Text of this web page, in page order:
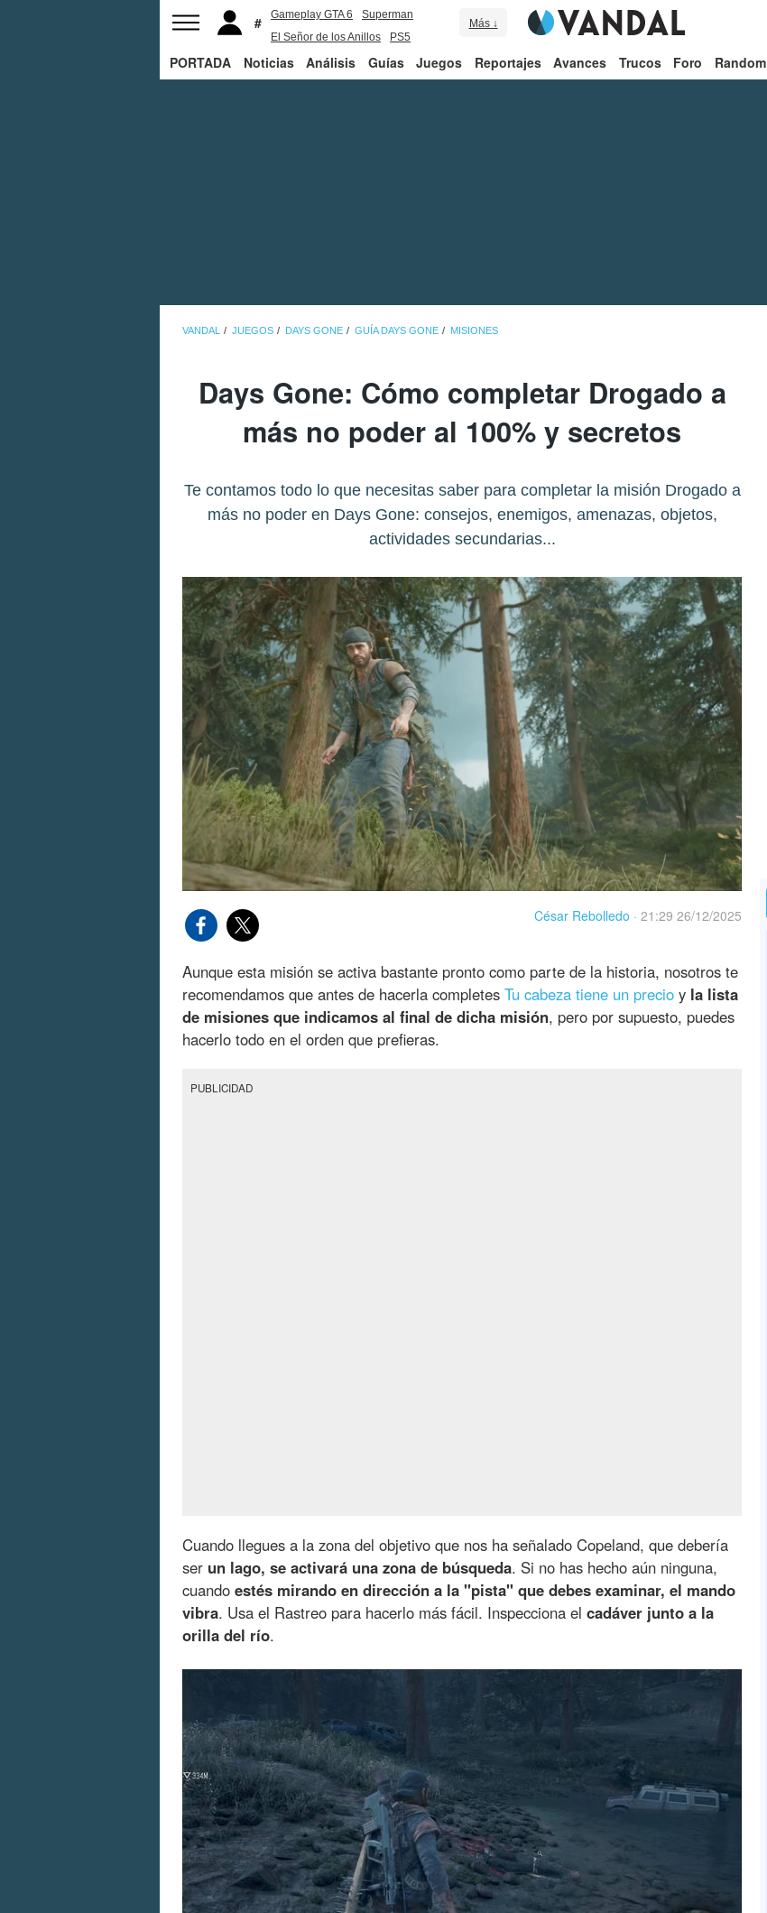
Gameplay GTA 6
Superman
El Señor de los Anillos
PS5
Más ↓
PORTADA Noticias Análisis Guías Juegos Reportajes Avances Trucos Foro Random
VANDAL JUEGOS DAYS GONE GUÍA DAYS GONE MISIONES
Days Gone: Cómo completar Drogado a
más no poder al 100% y secretos
Te contamos todo lo que necesitas saber para completar la misión Drogado a
más no poder en Days Gone: consejos, enemigos, amenazas, objetos,
actividades secundarias...
César Rebolledo · 21:29 26/12/2025
Aunque esta misión se activa bastante pronto como parte de la historia, nosotros te
recomendamos que antes de hacerla completes Tu cabeza tiene un precio y la lista
de misiones que indicamos al final de dicha misión, pero por supuesto, puedes
hacerlo todo en el orden que prefieras.
PUBLICIDAD
Cuando llegues a la zona del objetivo que nos ha señalado Copeland, que debería
ser un lago, se activará una zona de búsqueda. Si no has hecho aún ninguna,
cuando estés mirando en dirección a la "pista" que debes examinar, el mando
vibra. Usa el Rastreo para hacerlo más fácil. Inspecciona el cadáver junto a la
orilla del río.